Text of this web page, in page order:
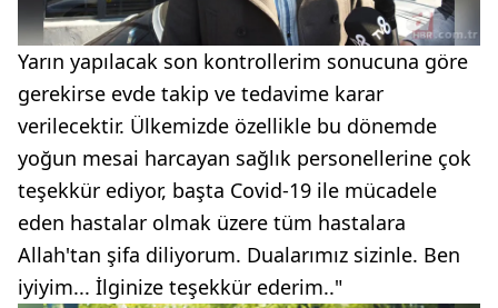
Yarın yapılacak son kontrollerim sonucuna göre
gerekirse evde takip ve tedavime karar
verilecektir. Ülkemizde özellikle bu dönemde
yoğun mesai harcayan sağlık personellerine çok
teşekkür ediyor, başta Covid-19 ile mücadele
eden hastalar olmak üzere tüm hastalara
Allah'tan şifa diliyorum. Dualarımız sizinle. Ben
iyiyim... İlginize teşekkür ederim.."